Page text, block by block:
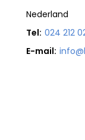
Nederland
Tel: 024 212
E-mail: